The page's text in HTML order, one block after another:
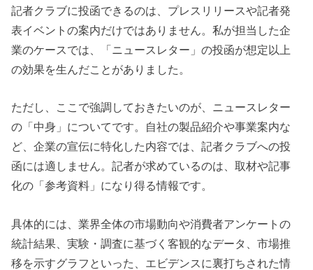
記者クラブに投函できるのは、プレスリリースや記者発
表イベントの案内だけではありません。私が担当した企
業のケースでは、「ニュースレター」の投函が想定以上
の効果を生んだことがありました。
ただし、ここで強調しておきたいのが、ニュースレター
の「中身」についてです。自社の製品紹介や事業案内な
ど、企業の宣伝に特化した内容では、記者クラブへの投
函には適しません。記者が求めているのは、取材や記事
化の「参考資料」になり得る情報です。
具体的には、業界全体の市場動向や消費者アンケートの
統計結果、実験・調査に基づく客観的なデータ、市場推
移を示すグラフといった、エビデンスに裏打ちされた情